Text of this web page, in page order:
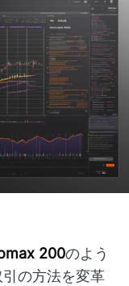
200のよう
の方法を変革